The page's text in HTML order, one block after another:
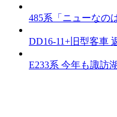
485系「ニューなの
DD16-11+旧型客車
E233系 今年も諏訪